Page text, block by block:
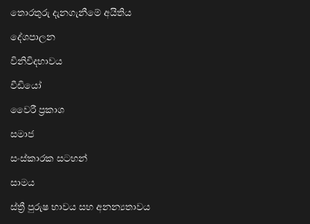
තොරතුරු දැනගැනීමේ අයිතිය
දේශපාලන
විනිවිදභාවය
වීඩියෝ
වෛරී ප්‍රකාශ
සමාජ
සංස්කාරක සටහන්
සාමය
ස්ත්‍රී පුරුෂ භාවය සහ අනන්‍යතාවය